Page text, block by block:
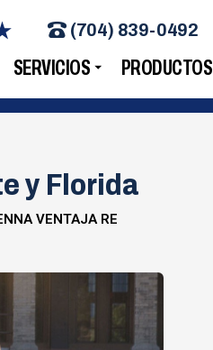
SERVICIOS PRODUCTOS
(704) 839-0492
y Florida
VENTAJA RE